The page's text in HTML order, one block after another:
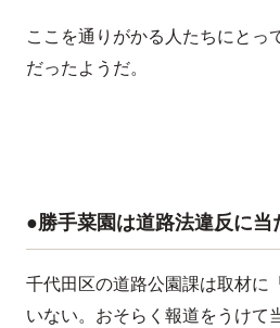
ここを通りがかる人たちにとっ
だったようだ。
●勝手菜園は道路法違反に当
千代田区の道路公園課は取材に
いない。おそらく報道をうけて